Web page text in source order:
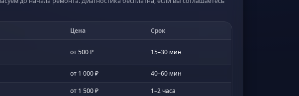
Цена Срок
от 500 ₽ 15–30 мин
от 1 000 ₽ 40–60 мин
от 1 500 ₽ 1–2 часа